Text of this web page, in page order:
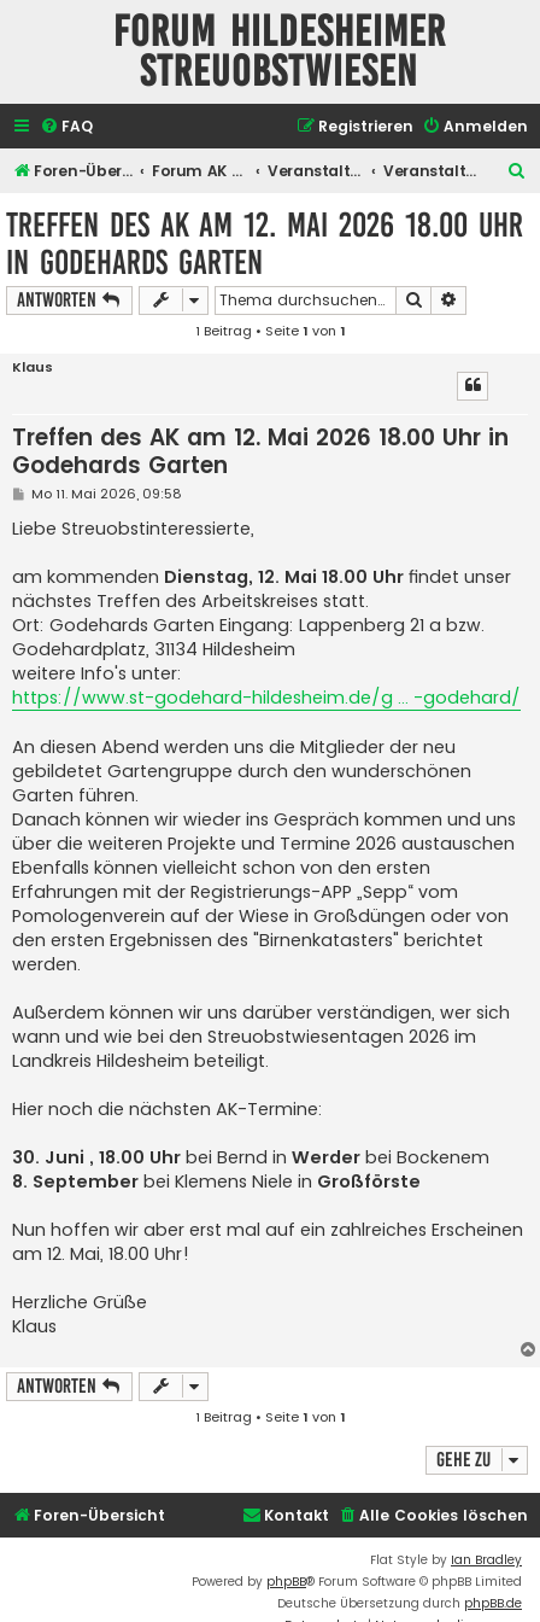
Forum Hildesheimer
Streuobstwiesen
FAQ Anmelden
Registrieren
Foren-Übersicht Forum AK Hildesheimer Streuobstwiesen Veranstaltungen Veranstaltungen des Arbeitskreises
Treffen des AK am 12. Mai 2026 18.00 Uhr
in Godehards Garten
Antworten Suche
1 Beitrag • Seite1 von 1
Klaus
Treffen des AK am 12. Mai 2026 18.00 Uhr in
Godehards Garten
B
i
t
a
g
Mo 11. Mai 2026, 09:58
Liebe Streuobstinteressierte,
am kommenden Dienstag, 12. Mai 18.00 Uhr findet unser
nächstes Treffen des Arbeitskreises statt.
Ort: Godehards Garten Eingang: Lappenberg 21 a bzw.
Godehardplatz, 31134 Hildesheim
weitere Info's unter:
https://www.st-godehard-hildesheim.de/g ... -godehard/
An diesen Abend werden uns die Mitglieder der neu
gebildetet Gartengruppe durch den wunderschönen
Garten führen.
Danach können wir wieder ins Gespräch kommen und uns
über die weiteren Projekte und Termine 2026 austauschen
Ebenfalls können vielleicht schon von den ersten
Erfahrungen mit der Registrierungs-APP „Sepp“ vom
Pomologenverein auf der Wiese in Großdüngen oder von
den ersten Ergebnissen des "Birnenkatasters" berichtet
werden.
Außerdem können wir uns darüber verständigen, wer sich
wann und wie bei den Streuobstwiesentagen 2026 im
Landkreis Hildesheim beteiligt.
Hier noch die nächsten AK-Termine:
30. Juni , 18.00 Uhr bei Bernd in Werder bei Bockenem
8. September bei Klemens Niele in Großförste
Nun hoffen wir aber erst mal auf ein zahlreiches Erscheinen
am 12. Mai, 18.00 Uhr!
Herzliche Grüße
Klaus
Antworten
1 Beitrag • Seite1 von 1
Gehe zu
Foren-Übersicht Alle Cookies löschen
Kontakt
Flat Style by Ian Bradley
Powered by phpBB® Forum Software © phpBB Limited
Deutsche Übersetzung durch phpBB.de